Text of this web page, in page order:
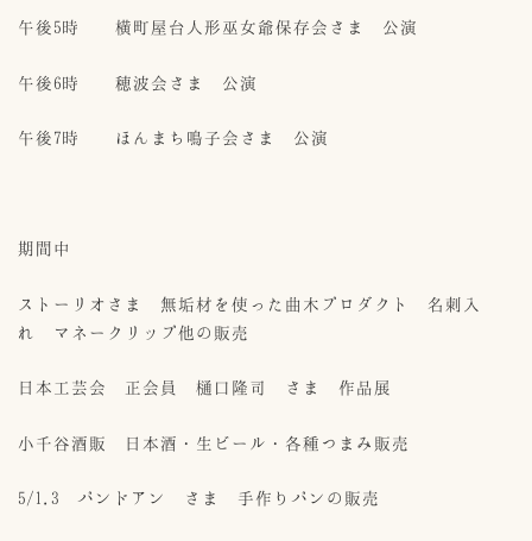
午後5時 横町屋台人形巫女爺保存会さま 公演
午後6時 穂波会さま 公演
午後7時 ほんまち鳴子会さま 公演
期間中
ストーリオさま 無垢材を使った曲木プロダクト 名刺入
れ マネークリップ他の販売
日本工芸会 正会員 樋口隆司 さま 作品展
小千谷酒販 日本酒・生ビール・各種つまみ販売
5/1.3 パンドアン さま 手作りパンの販売